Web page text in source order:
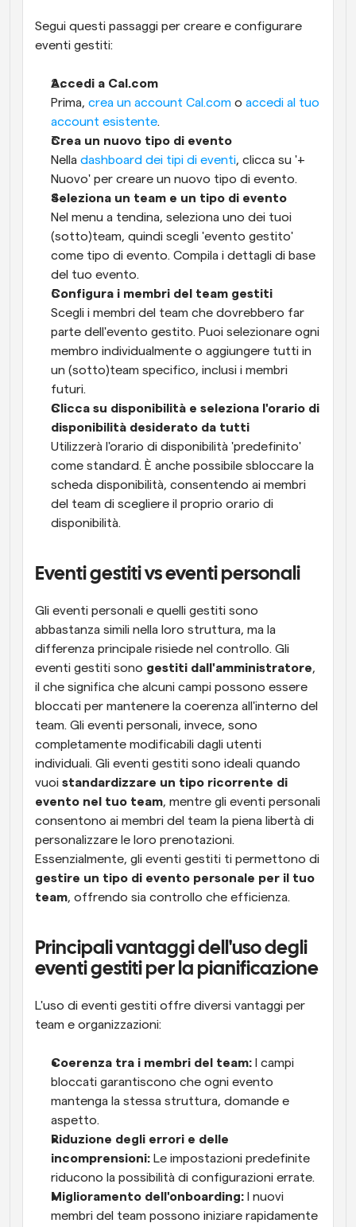
Segui questi passaggi per creare e configurare
eventi gestiti:
Accedi a Cal.com
Prima, crea un account Cal.com o accedi al tuo
account esistente.
Crea un nuovo tipo di evento
Nella dashboard dei tipi di eventi, clicca su '+
Nuovo' per creare un nuovo tipo di evento.
Seleziona un team e un tipo di evento
Nel menu a tendina, seleziona uno dei tuoi
(sotto)team, quindi scegli 'evento gestito'
come tipo di evento. Compila i dettagli di base
del tuo evento.
Configura i membri del team gestiti
Scegli i membri del team che dovrebbero far
parte dell'evento gestito. Puoi selezionare ogni
membro individualmente o aggiungere tutti in
un (sotto)team specifico, inclusi i membri
futuri.
Clicca su disponibilità e seleziona l'orario di
disponibilità desiderato da tutti
Utilizzerà l'orario di disponibilità 'predefinito'
come standard. È anche possibile sbloccare la
scheda disponibilità, consentendo ai membri
del team di scegliere il proprio orario di
disponibilità.
Eventi gestiti vs eventi personali
Gli eventi personali e quelli gestiti sono
abbastanza simili nella loro struttura, ma la
differenza principale risiede nel controllo. Gli
eventi gestiti sono gestiti dall'amministratore,
il che significa che alcuni campi possono essere
bloccati per mantenere la coerenza all'interno del
team. Gli eventi personali, invece, sono
completamente modificabili dagli utenti
individuali. Gli eventi gestiti sono ideali quando
vuoi standardizzare un tipo ricorrente di
evento nel tuo team, mentre gli eventi personali
consentono ai membri del team la piena libertà di
personalizzare le loro prenotazioni.
gestire un tipo di evento personale per il tuo
team, offrendo sia controllo che efficienza.
Principali vantaggi dell'uso degli
eventi gestiti per la pianificazione
L'uso di eventi gestiti offre diversi vantaggi per
team e organizzazioni:
Coerenza tra i membri del team: I campi
bloccati garantiscono che ogni evento
mantenga la stessa struttura, domande e
aspetto.
Riduzione degli errori e delle
incomprensioni: Le impostazioni predefinite
riducono la possibilità di configurazioni errate.
Miglioramento dell'onboarding: I nuovi
membri del team possono iniziare rapidamente